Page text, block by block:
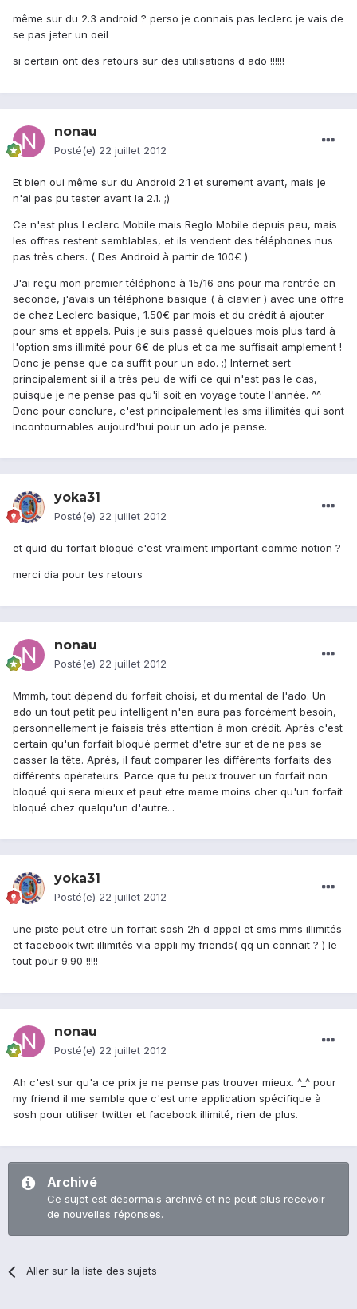
même sur du 2.3 android ? perso je connais pas leclerc je vais de
se pas jeter un oeil
si certain ont des retours sur des utilisations d ado !!!!!!
nonau
Posté(e) 22 juillet 2012
Et bien oui même sur du Android 2.1 et surement avant, mais je
n'ai pas pu tester avant la 2.1. ;)
Ce n'est plus Leclerc Mobile mais Reglo Mobile depuis peu, mais
les offres restent semblables, et ils vendent des téléphones nus
pas très chers. ( Des Android à partir de 100€ )
J'ai reçu mon premier téléphone à 15/16 ans pour ma rentrée en
seconde, j'avais un téléphone basique ( à clavier ) avec une offre
de chez Leclerc basique, 1.50€ par mois et du crédit à ajouter
pour sms et appels. Puis je suis passé quelques mois plus tard à
l'option sms illimité pour 6€ de plus et ca me suffisait amplement !
Donc je pense que ca suffit pour un ado. ;) Internet sert
principalement si il a très peu de wifi ce qui n'est pas le cas,
puisque je ne pense pas qu'il soit en voyage toute l'année. ^^
Donc pour conclure, c'est principalement les sms illimités qui sont
incontournables aujourd'hui pour un ado je pense.
yoka31
Posté(e) 22 juillet 2012
et quid du forfait bloqué c'est vraiment important comme notion ?
merci dia pour tes retours
nonau
Posté(e) 22 juillet 2012
Mmmh, tout dépend du forfait choisi, et du mental de l'ado. Un
ado un tout petit peu intelligent n'en aura pas forcément besoin,
personnellement je faisais très attention à mon crédit. Après c'est
certain qu'un forfait bloqué permet d'etre sur et de ne pas se
casser la tête. Après, il faut comparer les différents forfaits des
différents opérateurs. Parce que tu peux trouver un forfait non
bloqué qui sera mieux et peut etre meme moins cher qu'un forfait
bloqué chez quelqu'un d'autre...
yoka31
Posté(e) 22 juillet 2012
une piste peut etre un forfait sosh 2h d appel et sms mms illimités
et facebook twit illimités via appli my friends( qq un connait ? ) le
tout pour 9.90 !!!!!
nonau
Posté(e) 22 juillet 2012
Ah c'est sur qu'a ce prix je ne pense pas trouver mieux. ^_^ pour
my friend il me semble que c'est une application spécifique à
sosh pour utiliser twitter et facebook illimité, rien de plus.
Archivé
Ce sujet est désormais archivé et ne peut plus recevoir
de nouvelles réponses.
Aller sur la liste des sujets